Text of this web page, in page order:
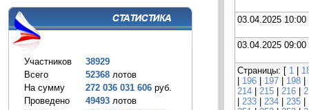
Участников
38929
Всего
52368 лотов
На сумму
272 036 031 606 руб.
Проведено
49493 лотов
03.04.2025 10:00
03.04.2025 09:00
Страницы: [ 1 |
| 196 | 197 | 198 |
214 | 215 | 216 |
| 233 | 234 | 235 |